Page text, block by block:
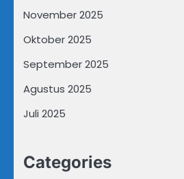
November 2025
Oktober 2025
September 2025
Agustus 2025
Juli 2025
Categories